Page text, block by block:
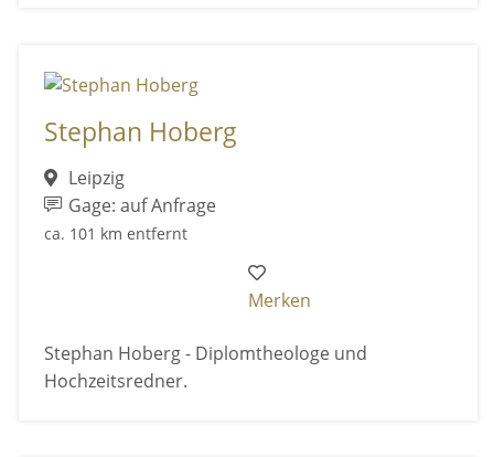
Stephan Hoberg
Leipzig
Gage: auf Anfrage
ca. 101 km entfernt
Merken
Stephan Hoberg - Diplomtheologe und
Hochzeitsredner.